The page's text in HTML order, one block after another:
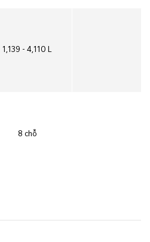
1,139 - 4,110 L
8 chỗ